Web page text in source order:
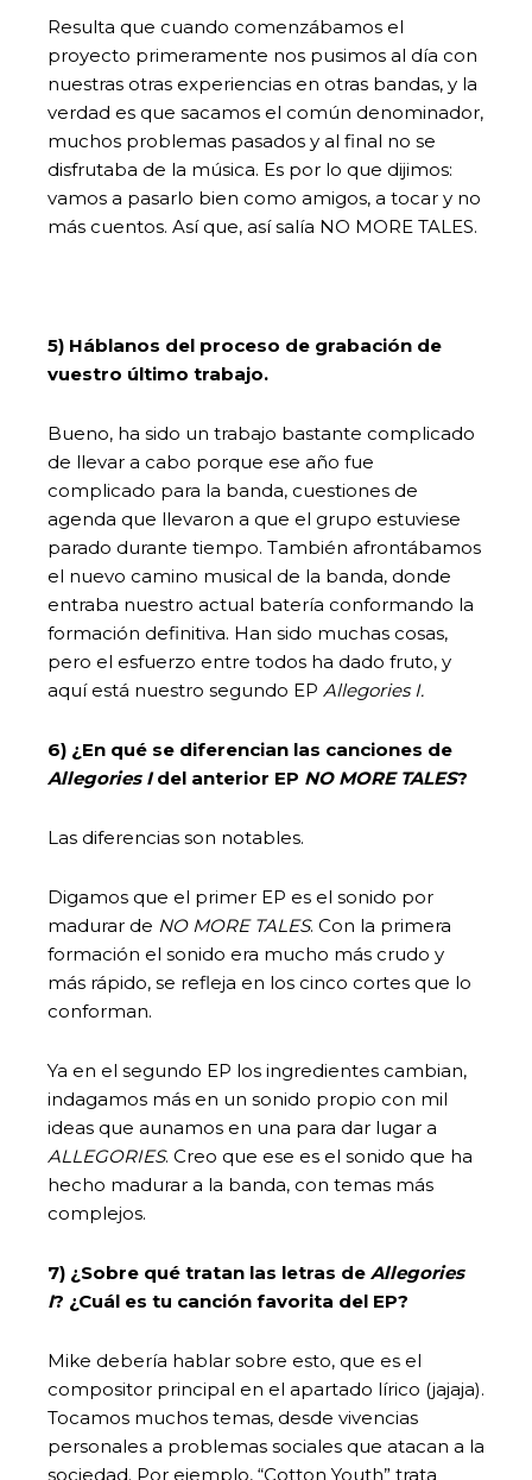
Resulta que cuando comenzábamos el
proyecto primeramente nos pusimos al día con
nuestras otras experiencias en otras bandas, y la
verdad es que sacamos el común denominador,
muchos problemas pasados y al final no se
disfrutaba de la música. Es por lo que dijimos:
vamos a pasarlo bien como amigos, a tocar y no
más cuentos. Así que, así salía NO MORE TALES.
5) Háblanos del proceso de grabación de
vuestro último trabajo.
Bueno, ha sido un trabajo bastante complicado
de llevar a cabo porque ese año fue
complicado para la banda, cuestiones de
agenda que llevaron a que el grupo estuviese
parado durante tiempo. También afrontábamos
el nuevo camino musical de la banda, donde
entraba nuestro actual batería conformando la
formación definitiva. Han sido muchas cosas,
pero el esfuerzo entre todos ha dado fruto, y
aquí está nuestro segundo EP Allegories I.
6) ¿En qué se diferencian las canciones de
Allegories Idel anterior EP NO MORE TALES?
Las diferencias son notables.
Digamos que el primer EP es el sonido por
madurar de NO MORE TALES. Con la primera
formación el sonido era mucho más crudo y
más rápido, se refleja en los cinco cortes que lo
conforman.
Ya en el segundo EP los ingredientes cambian,
indagamos más en un sonido propio con mil
ideas que aunamos en una para dar lugar a
ALLEGORIES. Creo que ese es el sonido que ha
hecho madurar a la banda, con temas más
complejos.
7) ¿Sobre qué tratan las letras de Allegories
I? ¿Cuál es tu canción favorita del EP?
Mike debería hablar sobre esto, que es el
compositor principal en el apartado lírico (jajaja).
Tocamos muchos temas, desde vivencias
personales a problemas sociales que atacan a la
sociedad. Por ejemplo, “Cotton Youth” trata